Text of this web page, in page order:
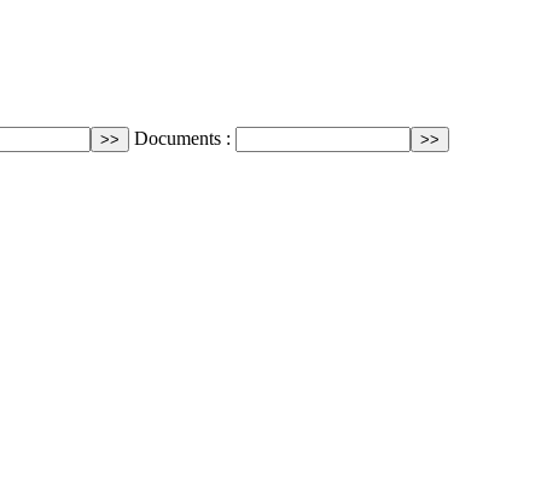
Documents :